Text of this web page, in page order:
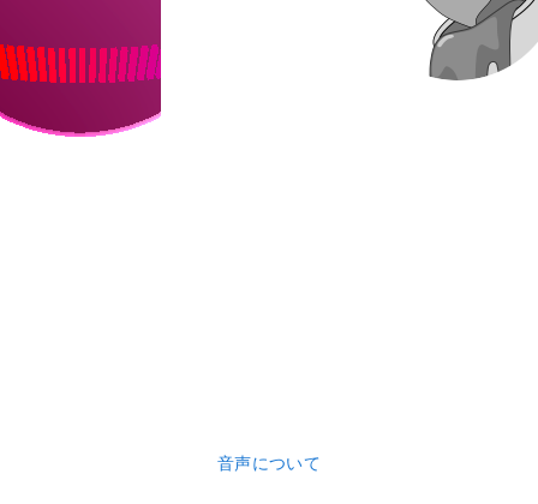
音声について